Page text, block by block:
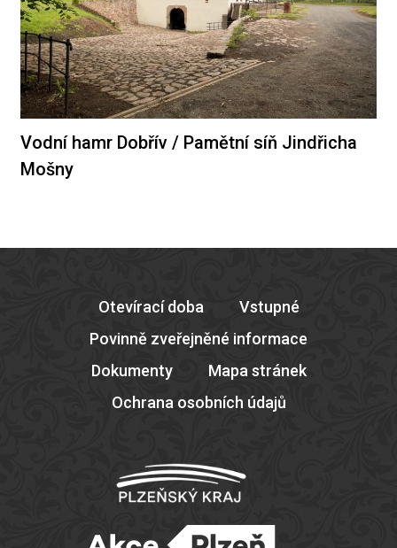
Vodní hamr Dobřív / Pamětní síň Jindřicha
Mošny
Otevírací doba
Vstupné
Povinně zveřejněné informace
Dokumenty
Mapa stránek
Ochrana osobních údajů